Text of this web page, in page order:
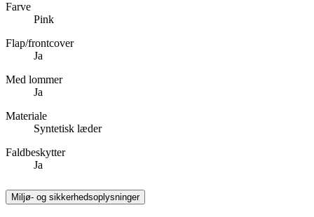
Farve
Pink
Flap/frontcover
Ja
Med lommer
Ja
Materiale
Syntetisk læder
Faldbeskytter
Ja
Miljø- og sikkerhedsoplysninger